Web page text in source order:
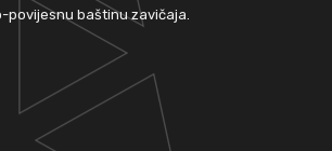
baštinu zavičaja.